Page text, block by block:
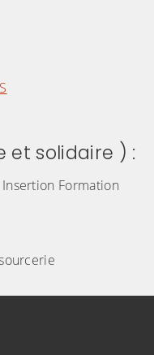
et solidaire ) :
Formation